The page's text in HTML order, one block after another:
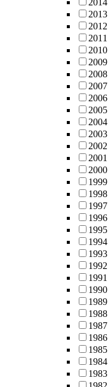
2014
2013
2012
2011
2010
2009
2008
2007
2006
2005
2004
2003
2002
2001
2000
1999
1998
1997
1996
1995
1994
1993
1992
1991
1990
1989
1988
1987
1986
1985
1984
1983